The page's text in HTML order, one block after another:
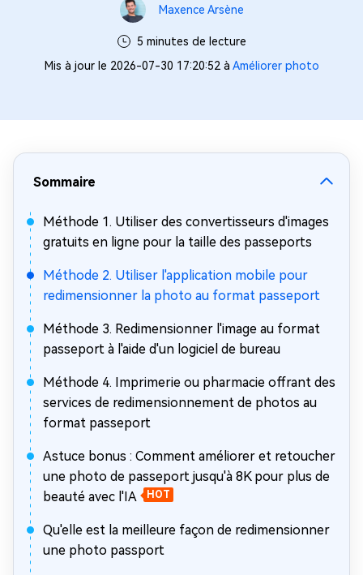
Maxence Arsène
5 minutes de lecture
Mis à jour le 2026-07-30 17:20:52 à Améliorer photo
Sommaire
Méthode 1. Utiliser des convertisseurs d'images
gratuits en ligne pour la taille des passeports
Méthode 2. Utiliser l'application mobile pour
redimensionner la photo au format passeport
Méthode 3. Redimensionner l'image au format
passeport à l'aide d'un logiciel de bureau
Méthode 4. Imprimerie ou pharmacie offrant des
services de redimensionnement de photos au
format passeport
Astuce bonus : Comment améliorer et retoucher
une photo de passeport jusqu'à 8K pour plus de
beauté avec l'IA
HOT
Qu'elle est la meilleure façon de redimensionner
une photo passport